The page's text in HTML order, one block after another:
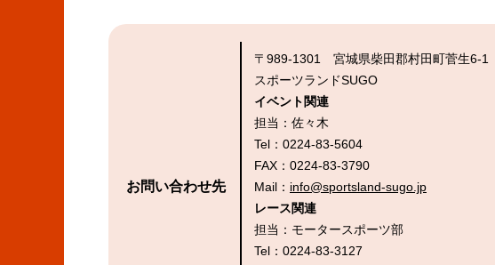
お問い合わせ先
〒989-1301 宮城県柴田郡村田町菅生6-1
スポーツランドSUGO
イベント関連
担当：佐々木
Tel：0224-83-5604
FAX：0224-83-3790
Mail： info@sportsland-sugo.jp
レース関連
担当：モータースポーツ部
Tel：0224-83-3127